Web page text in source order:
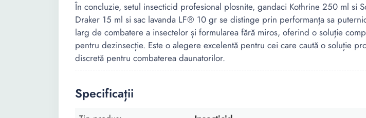
În concluzie, setul insecticid profesional plosnite, gandaci Kothrine 250 ml si
Draker 15 ml si sac lavanda LF® 10 gr se distinge prin performanța sa
larg de combatere a insectelor și formularea fără miros, oferind o soluție
pentru dezinsecție. Este o alegere excelentă pentru cei care caută o soluție
discretă pentru combaterea daunatorilor.
Specificații